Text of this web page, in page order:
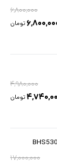
۶,۸۰۰,۰۰۰
تومان
۴,۹۸۰,۰۰۰
تومان
۱۷,۰۰۰,۰۰۰